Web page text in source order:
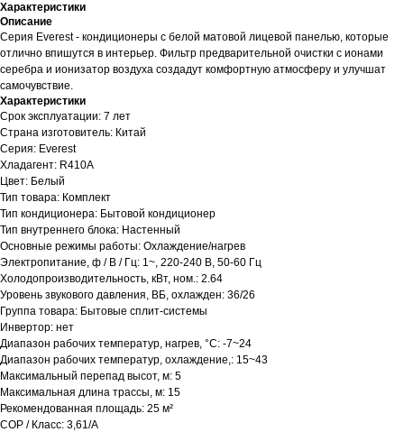
Характеристики
Описание
Серия Everest - кондиционеры с белой матовой лицевой панелью, которые
отлично впишутся в интерьер. Фильтр предварительной очистки с ионами
серебра и ионизатор воздуха создадут комфортную атмосферу и улучшат
самочувствие.
Характеристики
Срок эксплуатации: 7 лет
Страна изготовитель: Китай
Серия: Everest
Хладагент: R410A
Цвет: Белый
Тип товара: Комплект
Тип кондиционера: Бытовой кондиционер
Тип внутреннего блока: Настенный
Основные режимы работы: Охлаждение/нагрев
Электропитание, ф / В / Гц: 1~, 220-240 В, 50-60 Гц
Холодопроизводительность, кВт, ном.: 2.64
Уровень звукового давления, ВБ, охлажден: 36/26
Группа товара: Бытовые сплит-системы
Инвертор: нет
Диапазон рабочих температур, нагрев, °C: -7~24
Диапазон рабочих температур, охлаждение,: 15~43
Максимальный перепад высот, м: 5
Максимальная длина трассы, м: 15
Рекомендованная площадь: 25 м²
COP / Класс: 3,61/A